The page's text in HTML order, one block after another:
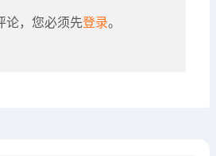
论，您必须先登录。